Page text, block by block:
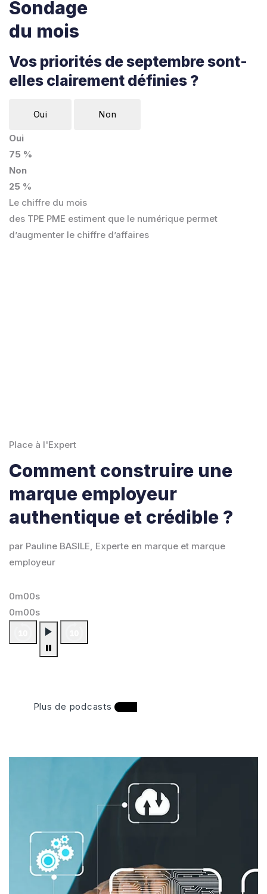
Sondage
du mois
Vos priorités de septembre sont-
elles clairement définies ?
Oui Non
Oui
75 %
Non
25 %
Le chiffre du mois
des TPE PME estiment que le numérique permet
d’augmenter le chiffre d’affaires
Place à l'Expert
Comment construire une
marque employeur
authentique et crédible ?
par Pauline BASILE, Experte en marque et marque
employeur
0m00s
0m00s
Plus de podcasts